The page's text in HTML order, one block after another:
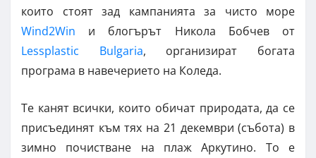
които стоят зад кампанията за чисто море
Wind2Win и блогърът Никола Бобчев от
Lessplastic Bulgaria, организират богата
програма в навечерието на Коледа.
Те канят всички, които обичат природата, да се
присъединят към тях на 21 декември (събота) в
зимно почистване на плаж Аркутино. То е